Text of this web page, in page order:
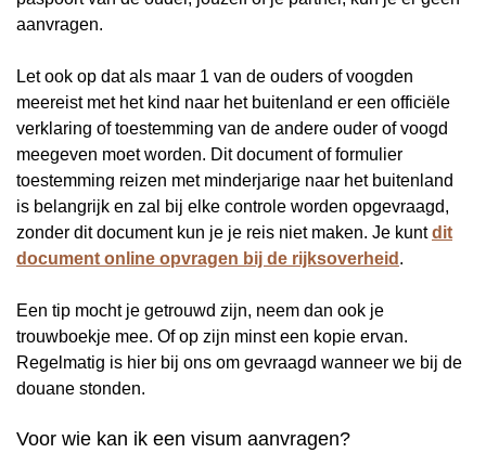
aanvragen.
Let ook op dat als maar 1 van de ouders of voogden
meereist met het kind naar het buitenland er een officiële
verklaring of toestemming van de andere ouder of voogd
meegeven moet worden. Dit document of formulier
toestemming reizen met minderjarige naar het buitenland
is belangrijk en zal bij elke controle worden opgevraagd,
zonder dit document kun je je reis niet maken. Je kuntdit
document online opvragen bij de rijksoverheid .
Een tip mocht je getrouwd zijn, neem dan ook je
trouwboekje mee. Of op zijn minst een kopie ervan.
Regelmatig is hier bij ons om gevraagd wanneer we bij de
douane stonden.
Voor wie kan ik een visum aanvragen?